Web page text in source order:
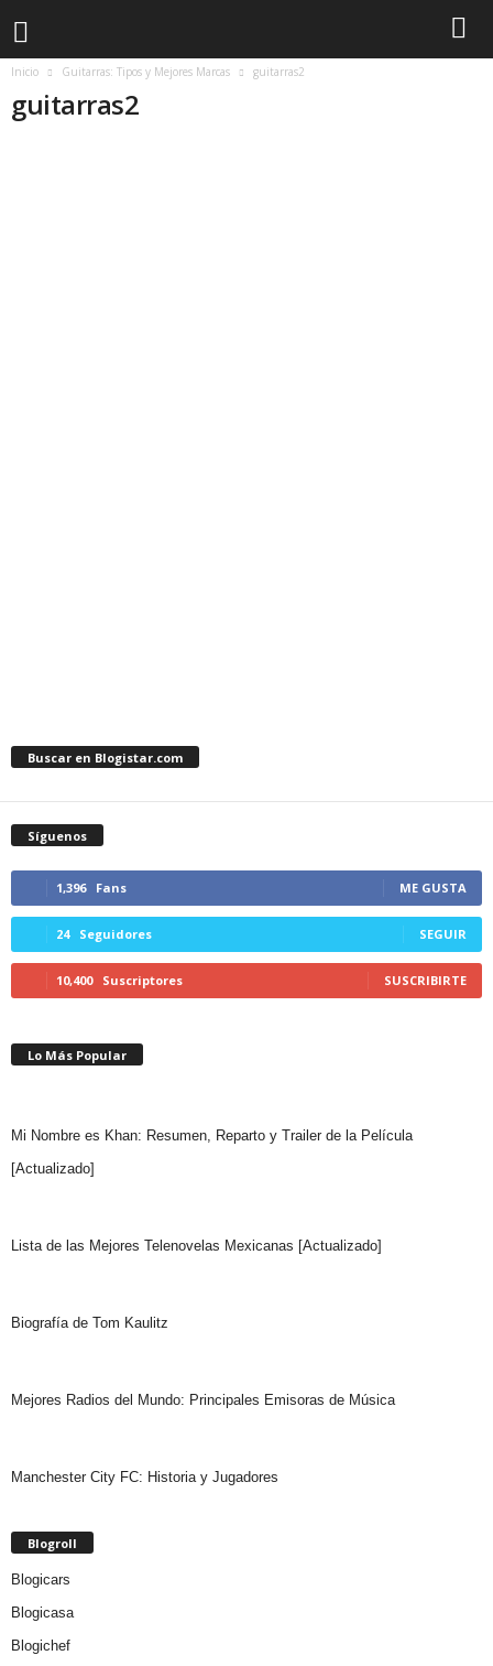
Inicio Guitarras: Tipos y Mejores Marcas guitarras2
guitarras2
Buscar en Blogistar.com
Síguenos
1,396 Fans ME GUSTA
24 Seguidores SEGUIR
10,400 Suscriptores SUSCRIBIRTE
Lo Más Popular
Mi Nombre es Khan: Resumen, Reparto y Trailer de la Película
[Actualizado]
Lista de las Mejores Telenovelas Mexicanas [Actualizado]
Biografía de Tom Kaulitz
Mejores Radios del Mundo: Principales Emisoras de Música
Manchester City FC: Historia y Jugadores
Blogroll
Blogicars
Blogicasa
Blogichef